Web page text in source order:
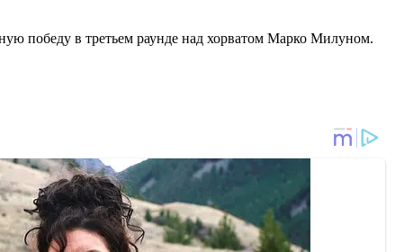
победу в третьем раунде над хорватом Марко Милуном.